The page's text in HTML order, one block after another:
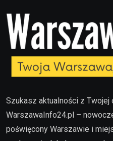
Szukasz aktualności z Twojej
WarszawaInfo24.pl –
poświęcony Warszawie i